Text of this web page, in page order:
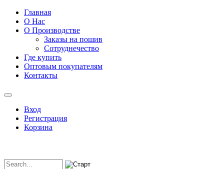
Главная
О Нас
О Производстве
Заказы на пошив
Сотруднечество
Где купить
Оптовым покупателям
Контакты
Вход
Регистрация
Корзина